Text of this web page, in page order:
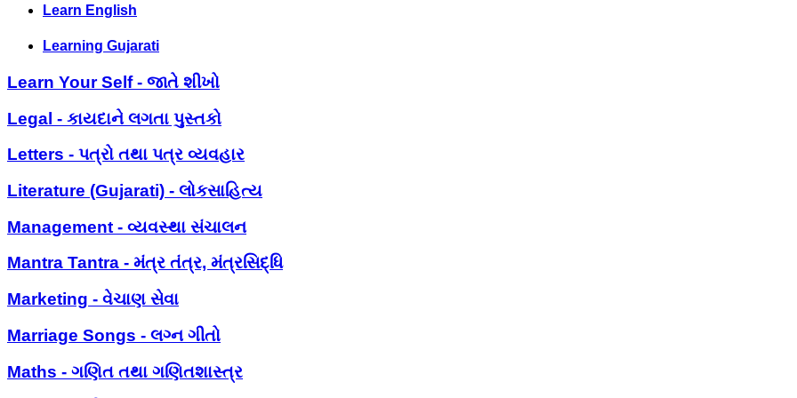
Learn English
Learning Gujarati
Learn Your Self - જાતે શીખો
Legal - કાયદાને લગતા પુસ્તકો
Letters - પત્રો તથા પત્ર વ્યવહાર
Literature (Gujarati) - લોકસાહિત્ય
Management - વ્યવસ્થા સંચાલન
Mantra Tantra - મંત્ર તંત્ર, મંત્રસિદ્ધિ
Marketing - વેચાણ સેવા
Marriage Songs - લગ્ન ગીતો
Maths - ગણિત તથા ગણિતશાસ્ત્ર